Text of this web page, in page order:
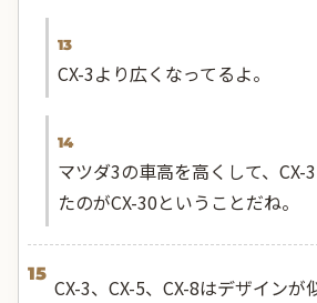
13
CX-3より広くなってるよ。
14
マツダ3の車高を高くして、CX-
たのがCX-30ということだね。
15
CX-3、CX-5、CX-8はデザイン